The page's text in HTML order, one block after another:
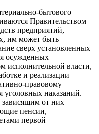
бытового
Правительством
предприятий,
им может быть
сверх установленных
осужденных
исполнительной власти,
и реализации
правовому
уголовных наказаний.
от них
пенсии,
первой